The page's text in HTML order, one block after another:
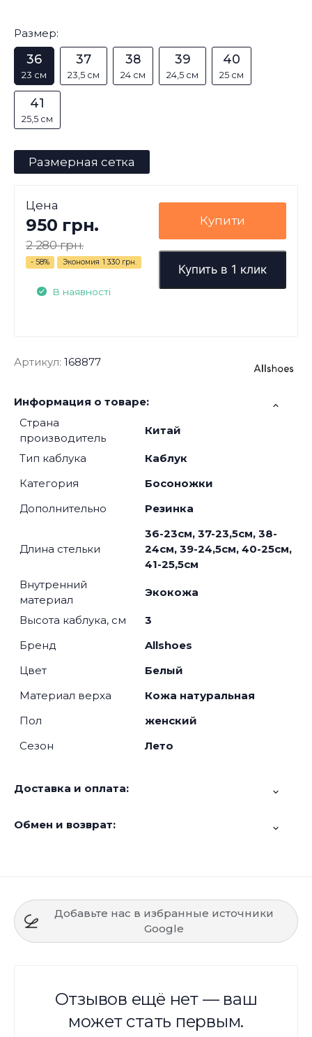
Размер:
36
23 см
37
23,5 см
38
24 см
39
24,5 см
40
25 см
41
25,5 см
Размерная сетка
Цена
950 грн.
2 280 грн.
- 58% Экономия 1 330 грн.
В наявності
Купити
Купить в 1 клик
Артикул: 168877
Информация о товаре:
Страна
производитель
Китай
Тип каблука
Каблук
Категория
Босоножки
Дополнительно
Резинка
Длина стельки
36-23см, 37-23,5см, 38-
24см, 39-24,5см, 40-25см,
41-25,5см
Внутренний
материал
Экокожа
Высота каблука, см
3
Бренд
Allshoes
Цвет
Белый
Материал верха
Кожа натуральная
Пол
женский
Сезон
Лето
Доставка и оплата:
Обмен и возврат:
Добавьте нас в избранные источники
Google
Отзывов ещё нет — ваш
может стать первым.